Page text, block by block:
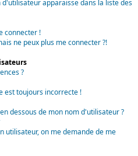
apparaisse dans la liste des
connecter !
ne peux plus me connecter ?!
?
est toujours incorrecte !
dessous de mon nom d'utilisateur ?
utilisateur, on me demande de me